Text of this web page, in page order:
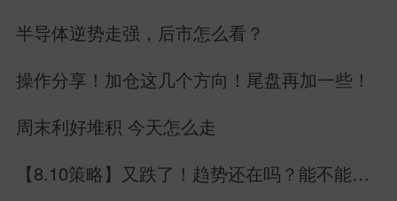
半导体逆势走强，后市怎么看？
操作分享！加仓这几个方向！尾盘再加一些！
周末利好堆积 今天怎么走
【8.10策略】又跌了！趋势还在吗？能不能继